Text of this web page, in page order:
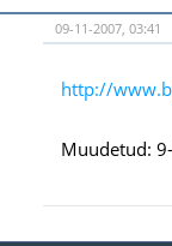
09-11-2007, 03:41
http://
Muudetud: